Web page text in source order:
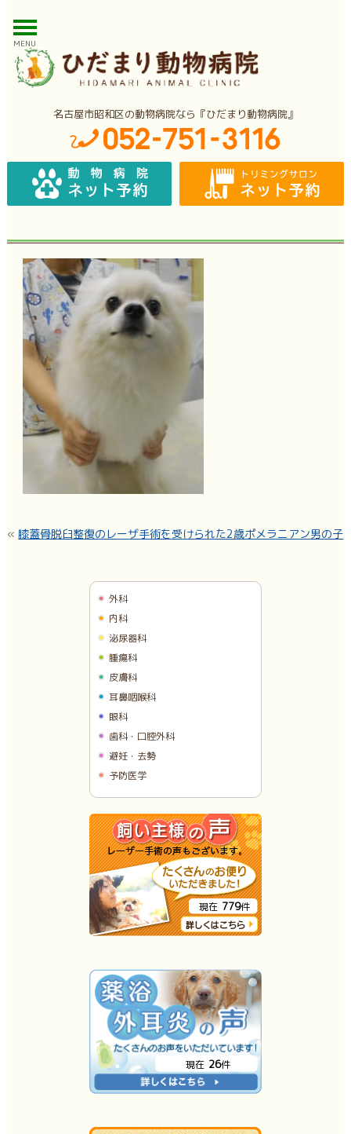
MENU
名古屋市昭和区の動物病院なら『ひだまり動物病院』
«膝蓋骨脱臼整復のレーザ手術を受けられた2歳ポメラニアン男の子
外科
内科
泌尿器科
腫瘍科
皮膚科
耳鼻咽喉科
眼科
歯科・口腔外科
避妊・去勢
予防医学
現在 779件
現在 26件